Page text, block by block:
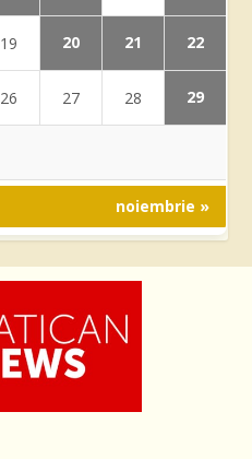
19 20 21 22
26 27 28 29
noiembrie »